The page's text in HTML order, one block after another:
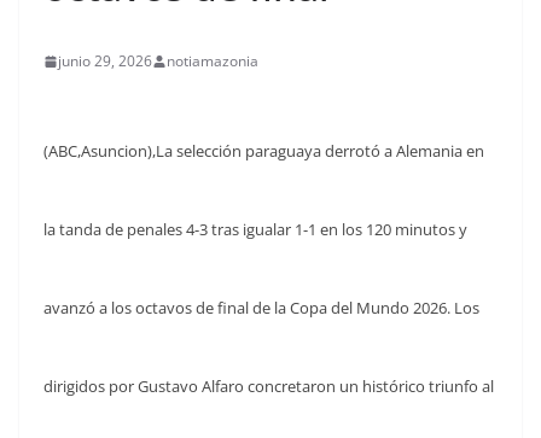
junio 29, 2026 notiamazonia
(ABC,Asuncion),La selección paraguaya derrotó a Alemania en
la tanda de penales 4-3 tras igualar 1-1 en los 120 minutos y
avanzó a los octavos de final de la Copa del Mundo 2026. Los
dirigidos por Gustavo Alfaro concretaron un histórico triunfo al